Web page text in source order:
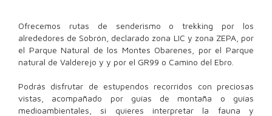
Ofrecemos rutas de senderismo o trekking por los
alrededores de Sobrón, declarado zona LIC y zona ZEPA, por
el Parque Natural de los Montes Obarenes, por el Parque
natural de Valderejo y y por el GR99 o Camino del Ebro.
Podrás disfrutar de estupendos recorridos con preciosas
vistas, acompañado por guías de montaña o guías
medioambientales, si quieres interpretar la fauna y